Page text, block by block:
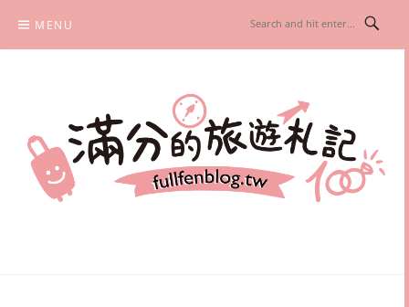
content
MENU